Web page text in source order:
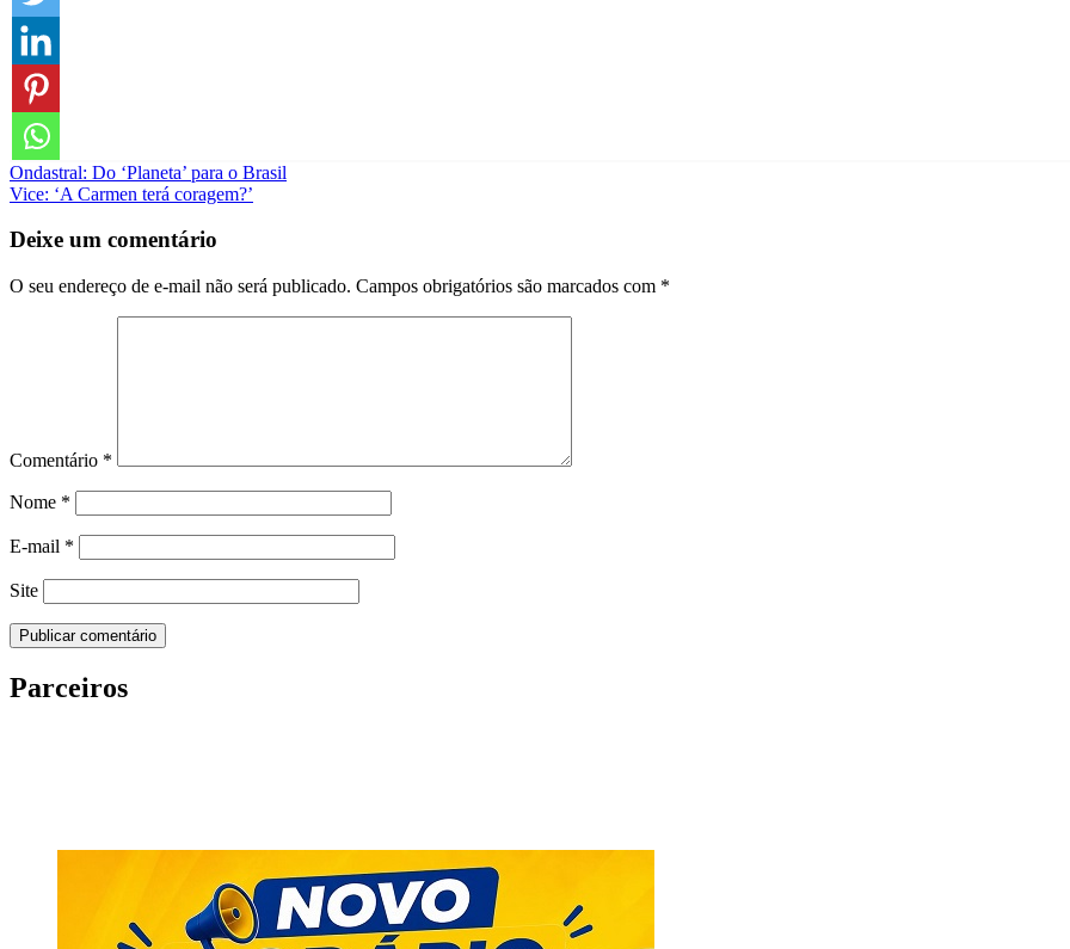
Navegação
de
Post
Ondastral: Do ‘Planeta’ para o Brasil
Vice: ‘A Carmen terá coragem?’
Deixe um comentário
O seu endereço de e-mail não será publicado. Campos obrigatórios são marcados com *
Comentário *
Nome *
E-mail *
Site
Parceiros